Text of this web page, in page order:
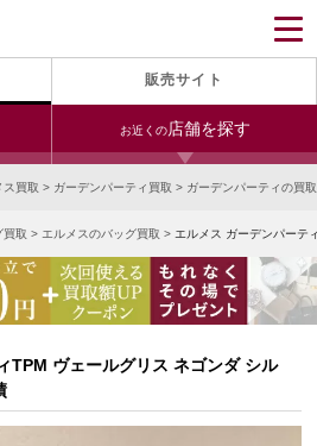
販売サイト
お近くの店舗を探す
間受付（対応時間10:00～19:00）
宅配買取を申し込む
無料の宅配キットをお届けします
今すぐ電話査定
受付時間 10:00～19:00
山表参道店 新宿東口店
LAB東京 名古屋大須店
元町(三宮)店
ス買取 > ガーデンパーティ買取 > ガーデンパーティの買
買取 > エルメスのバッグ買取 > エルメス ガーデンパーテ
TPM ヴェールグリス ネゴンダ シル